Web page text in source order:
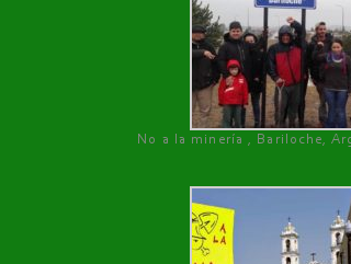
No a la minería , Bariloche,